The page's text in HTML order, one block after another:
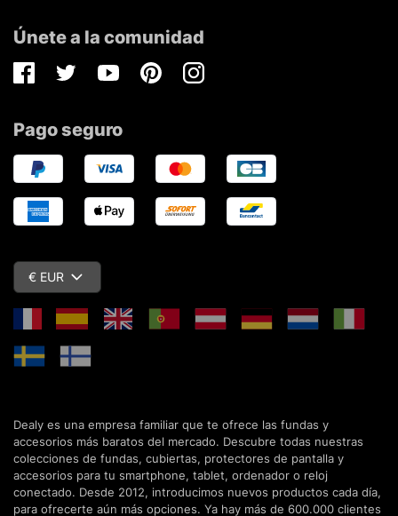
Únete a la comunidad
FacebookTwitterYoutubePinterestInstagram
Pago seguro
€ EUR
Dealy es una empresa familiar que te ofrece las fundas y
accesorios más baratos del mercado. Descubre todas nuestras
colecciones de fundas, cubiertas, protectores de pantalla y
accesorios para tu smartphone, tablet, ordenador o reloj
conectado. Desde 2012, introducimos nuevos productos cada día,
para ofrecerte aún más opciones. Ya hay más de 600.000 clientes